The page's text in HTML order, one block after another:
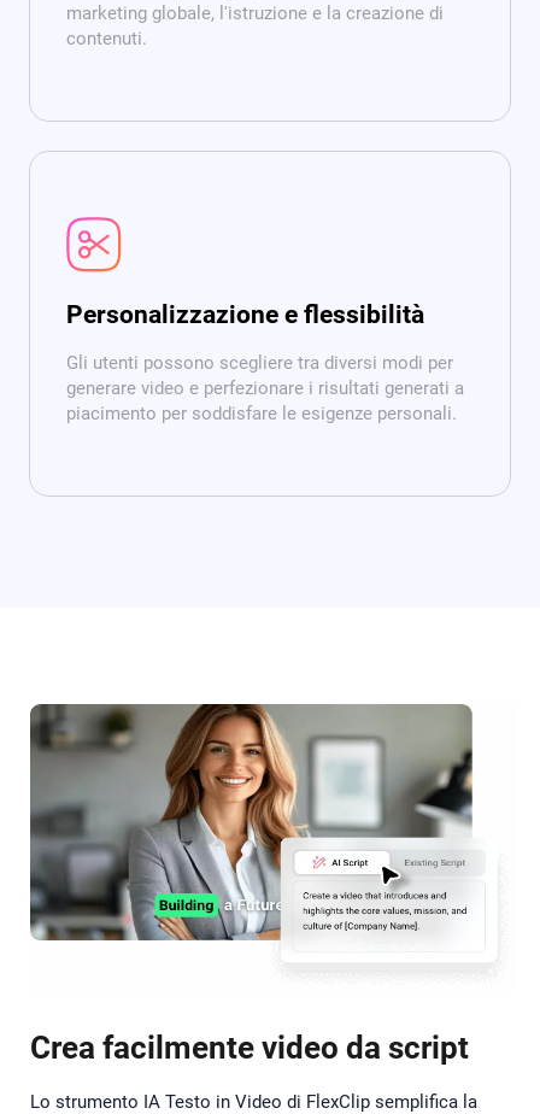
marketing globale, l'istruzione e la creazione di
contenuti.
Personalizzazione e flessibilità
Gli utenti possono scegliere tra diversi modi per
generare video e perfezionare i risultati generati a
piacimento per soddisfare le esigenze personali.
Crea facilmente video da script
Lo strumento IA Testo in Video di FlexClip semplifica la